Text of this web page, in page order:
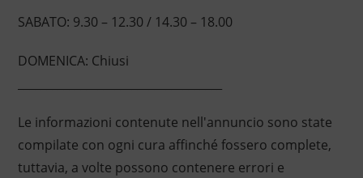
SABATO: 9.30 – 12.30 / 14.30 – 18.00
DOMENICA: Chiusi
Le informazioni contenute nell'annuncio sono state
compilate con ogni cura affinché fossero complete,
tuttavia, a volte possono contenere errori e